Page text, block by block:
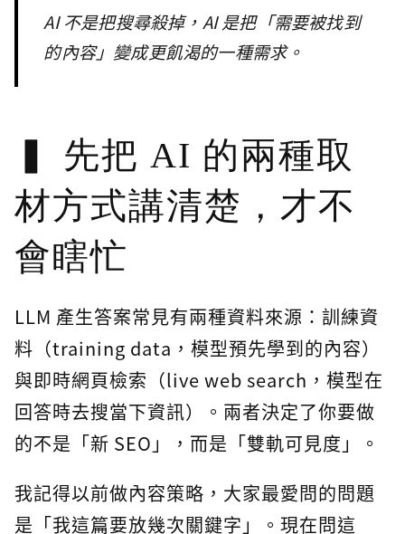
AI 不是把搜尋殺掉，AI 是把「需要被找到
的內容」變成更飢渴的一種需求。
先把 AI 的兩種取
材方式講清楚，才不
會瞎忙
LLM 產生答案常見有兩種資料來源：訓練資
料（training data，模型預先學到的內容）
與即時網頁檢索（live web search，模型在
回答時去搜當下資訊）。兩者決定了你要做
的不是「新 SEO」，而是「雙軌可見度」。
我記得以前做內容策略，大家最愛問的問題
是「我這篇要放幾次關鍵字」。現在問這